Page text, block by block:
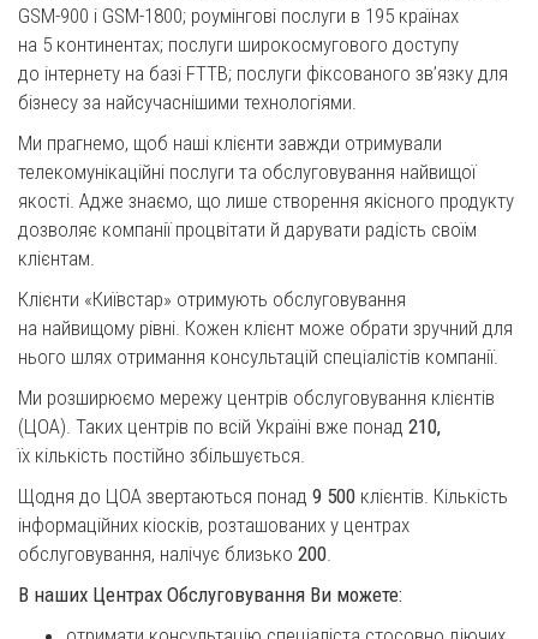
GSM-900 і GSM-1800; роумінгові послуги в 195 країнах
на 5 континентах; послуги широкосмугового доступу
до інтернету на базі FTTB; послуги фіксованого зв’язку для
бізнесу за найсучаснішими технологіями.
Ми прагнемо, щоб наші клієнти завжди отримували
телекомунікаційні послуги та обслуговування найвищої
якості. Адже знаємо, що лише створення якісного продукту
дозволяє компанії процвітати й дарувати радість своїм
клієнтам.
Клієнти «Київстар» отримують обслуговування
на найвищому рівні. Кожен клієнт може обрати зручний для
нього шлях отримання консультацій спеціалістів компанії.
Ми розширюємо мережу центрів обслуговування клієнтів
(ЦОА). Таких центрів по всій Україні вже понад 210,
їх кількість постійно збільшується.
Щодня до ЦОА звертаються понад 9 500 клієнтів. Кількість
інформаційних кіосків, розташованих у центрах
обслуговування, налічує близько 200.
В наших Центрах Обслуговування Ви можете: